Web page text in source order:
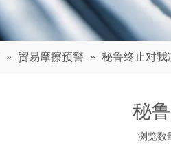
» 贸易摩擦预警 » 秘鲁终止对我
秘
浏览数